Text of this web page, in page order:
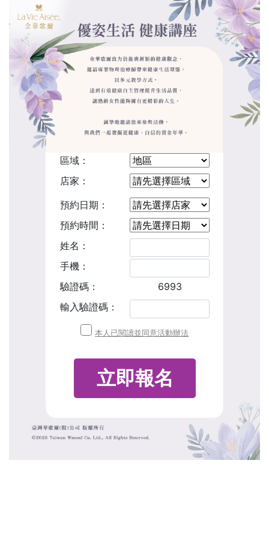
區域：
店家：
預約日期：
預約時間：
姓名：
手機：
驗證碼：
6993
輸入驗證碼：
本人已閱讀並同意活動辦法
立即報名